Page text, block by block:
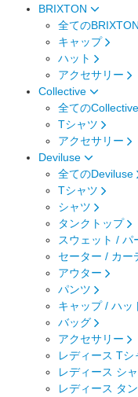
BRIXTON
全てのBRIXTON
キャップ
ハット
アクセサリー
Collective
全てのCollective
Tシャツ
アクセサリー
Deviluse
全てのDeviluse
Tシャツ
シャツ
タンクトップ
スウェット /
セーター / カ
アウター
パンツ
キャップ / ハ
バッグ
アクセサリー
レディース T
レディース シ
レディース タ